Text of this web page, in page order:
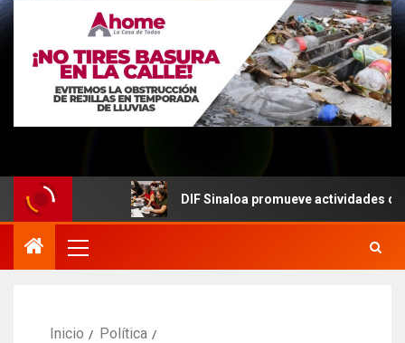
DIF Sinaloa promueve actividades culturales
Inicio
Política